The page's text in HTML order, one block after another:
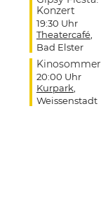
Konzert
19:30 Uhr
Theatercafé,
Bad Elster
Kinosommer
20:00 Uhr
Kurpark
Weissenstadt